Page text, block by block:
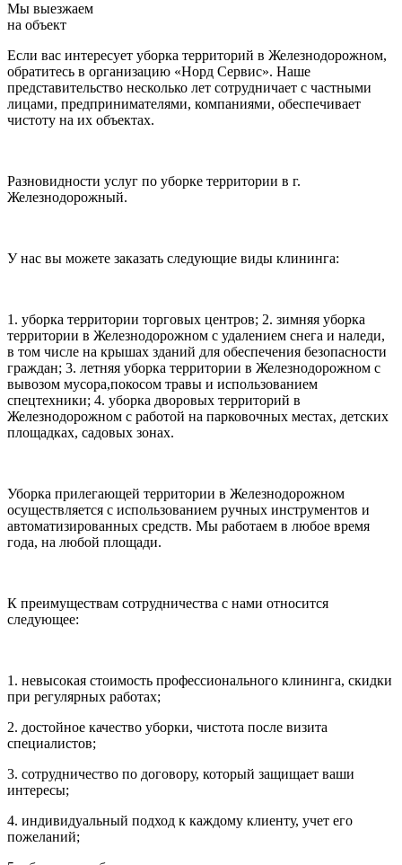
Мы выезжаем
на объект
Если вас интересует уборка территорий в Железнодорожном,
обратитесь в организацию «Норд Сервис». Наше
представительство несколько лет сотрудничает с частными
лицами, предпринимателями, компаниями, обеспечивает
чистоту на их объектах.
Разновидности услуг по уборке территории в г.
Железнодорожный.
У нас вы можете заказать следующие виды клининга:
1. уборка территории торговых центров; 2. зимняя уборка
территории в Железнодорожном с удалением снега и наледи,
в том числе на крышах зданий для обеспечения безопасности
граждан; 3. летняя уборка территории в Железнодорожном с
вывозом мусора,покосом травы и использованием
спецтехники; 4. уборка дворовых территорий в
Железнодорожном с работой на парковочных местах, детских
площадках, садовых зонах.
Уборка прилегающей территории в Железнодорожном
осуществляется с использованием ручных инструментов и
автоматизированных средств. Мы работаем в любое время
года, на любой площади.
К преимуществам сотрудничества с нами относится
следующее:
1. невысокая стоимость профессионального клининга, скидки
при регулярных работах;
2. достойное качество уборки, чистота после визита
специалистов;
3. сотрудничество по договору, который защищает ваши
интересы;
4. индивидуальный подход к каждому клиенту, учет его
пожеланий;